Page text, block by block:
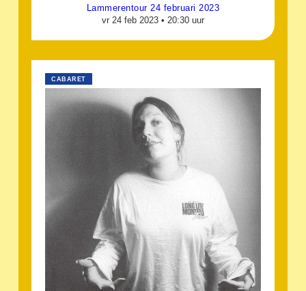
Lammerentour 24 februari 2023
vr 24 feb 2023 • 20:30 uur
CABARET